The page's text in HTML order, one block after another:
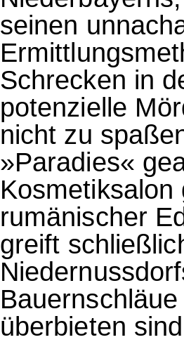
seinen
Schrecken in
potenzielle
nicht zu
»Paradies«
rumänischer
greift
überbieten